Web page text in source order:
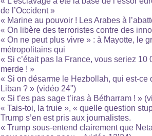
de l’Occident »
« Marine au pouvoir ! Les Arabes à
« On libère des terroristes contre des
« On ne peut plus vivre » : à Mayotte, le
métropolitains qui
« Si c’était pas la France, vous seriez 10
merde ! »
« Si on désarme le Hezbollah, qui est-ce
Liban ? » (vidéo 24")
« Si t’es pas sage t’iras à Bétharram ! »
« Tais-toi, la truie », « quelle question
Trump s’en est pris aux journalistes.
« Trump sous-entend clairement que